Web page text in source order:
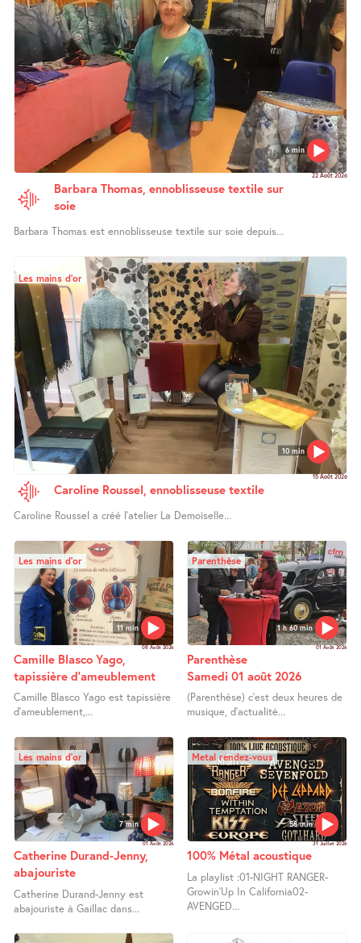
6 min
22 Août 2026
Barbara Thomas, ennoblisseuse textile sur
soie
Barbara Thomas est ennoblisseuse textile sur soie depuis...
10 min
Les mains d’or
15 Août 2026
Caroline Roussel, ennoblisseuse textile
Caroline Roussel a créé l’atelier La Demoiselle...
11 min
Les mains d’or
08 Août 2026
Camille Blasco Yago,
tapissière d’ameublement
Camille Blasco Yago est tapissière
d’ameublement,...
1 h 60 min
Parenthèse
01 Août 2026
Parenthèse
Samedi 01 août 2026
(Parenthèse) c’est deux heures de
musique, d’actualité...
7 min
Les mains d’or
01 Août 2026
Catherine Durand-Jenny,
abajouriste
Catherine Durand-Jenny est
abajouriste à Gaillac dans...
58 min
Metal rendez-vous
31 Juillet 2026
100% Métal acoustique
La playlist :01-NIGHT RANGER-
Growin’Up In California02-
AVENGED...